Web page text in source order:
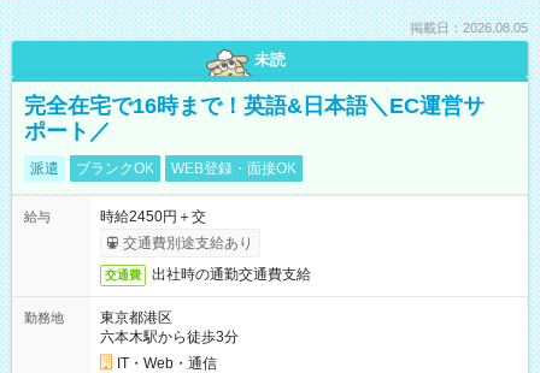
掲載日：2026.08.05
未読
完全在宅で16時まで！英語&日本語＼EC運営サ
ポート／
派遣 ブランクOK WEB登録・面接OK
給与
時給2450円＋交
交通費別途支給あり
交通費 出社時の通勤交通費支給
勤務地
東京都港区
六本木駅から徒歩3分
IT・Web・通信